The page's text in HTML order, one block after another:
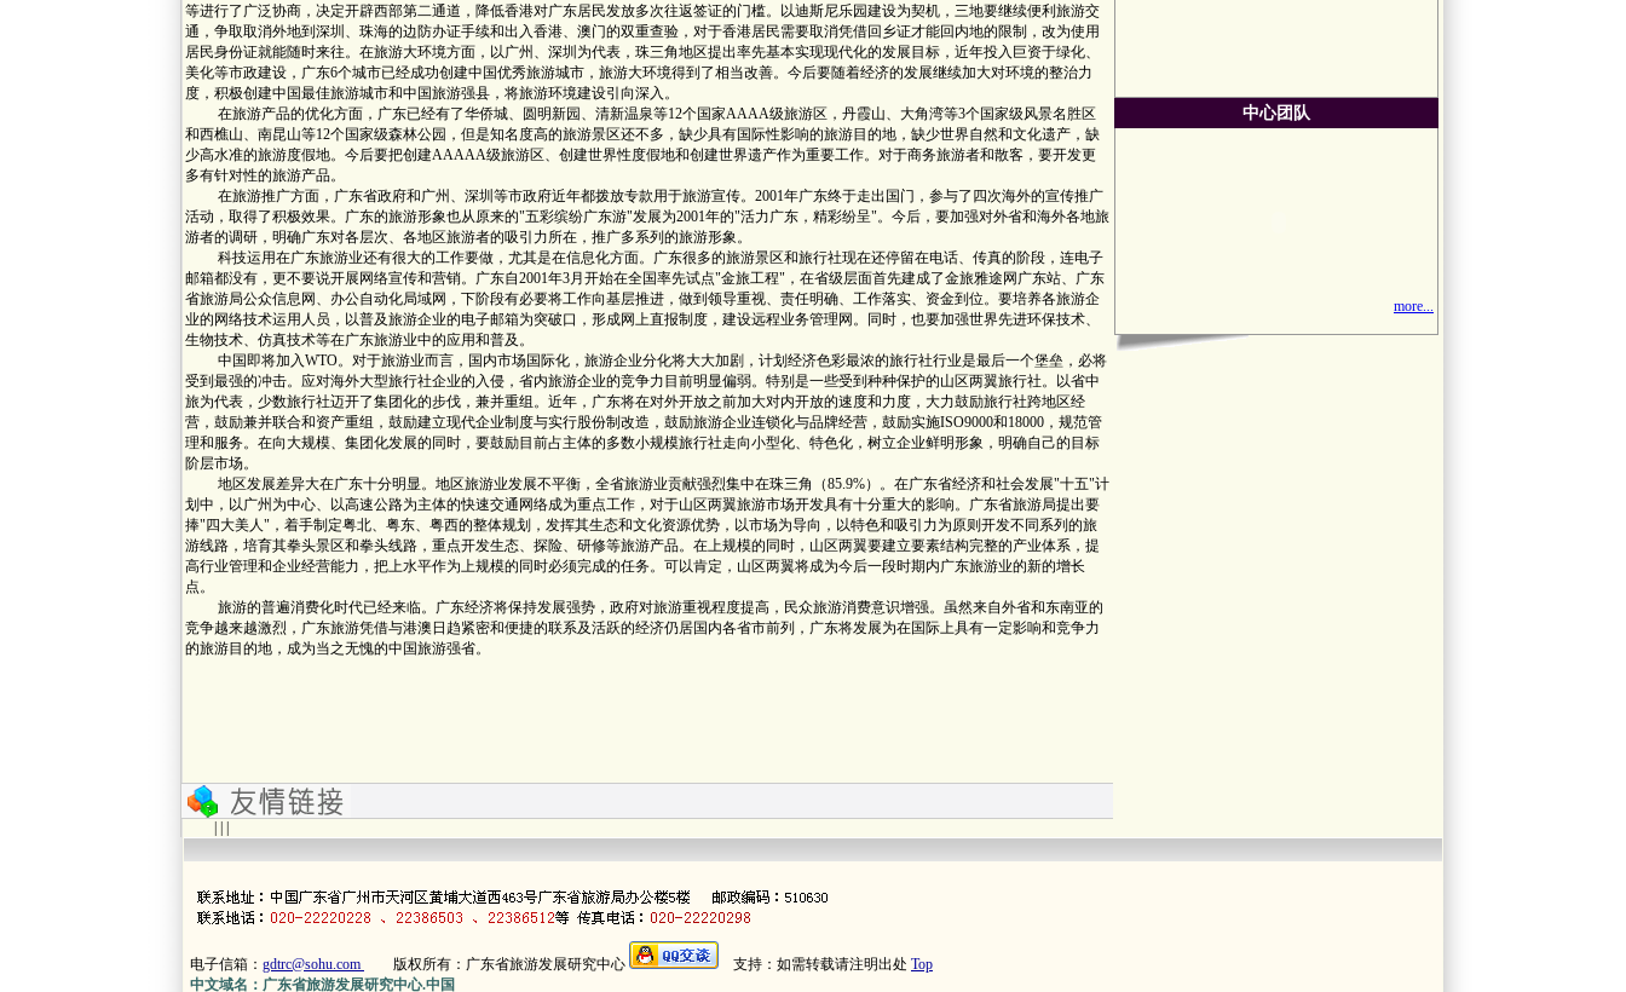
等进行了广泛协商，决定开辟西部第二通道，降低香港对广东居民发放多次往返签证的门槛。以迪斯尼乐园建设为契机，三地要继续便利旅游交
通，争取取消外地到深圳、珠海的边防办证手续和出入香港、澳门的双重查验，对于香港居民需要取消凭借回乡证才能回内地的限制，改为使用
居民身份证就能随时来往。在旅游大环境方面，以广州、深圳为代表，珠三角地区提出率先基本实现现代化的发展目标，近年投入巨资于绿化、
美化等市政建设，广东6个城市已经成功创建中国优秀旅游城市，旅游大环境得到了相当改善。今后要随着经济的发展继续加大对环境的整治力
度，积极创建中国最佳旅游城市和中国旅游强县，将旅游环境建设引向深入。
在旅游产品的优化方面，广东已经有了华侨城、圆明新园、清新温泉等12个国家AAAA级旅游区，丹霞山、大角湾等3个国家级风景名胜区
和西樵山、南昆山等12个国家级森林公园，但是知名度高的旅游景区还不多，缺少具有国际性影响的旅游目的地，缺少世界自然和文化遗产，缺
少高水准的旅游度假地。今后要把创建AAAAA级旅游区、创建世界性度假地和创建世界遗产作为重要工作。对于商务旅游者和散客，要开发更
多有针对性的旅游产品。
在旅游推广方面，广东省政府和广州、深圳等市政府近年都拨放专款用于旅游宣传。2001年广东终于走出国门，参与了四次海外的宣传推广
活动，取得了积极效果。广东的旅游形象也从原来的"五彩缤纷广东游"发展为2001年的"活力广东，精彩纷呈"。今后，要加强对外省和海外各地旅
游者的调研，明确广东对各层次、各地区旅游者的吸引力所在，推广多系列的旅游形象。
科技运用在广东旅游业还有很大的工作要做，尤其是在信息化方面。广东很多的旅游景区和旅行社现在还停留在电话、传真的阶段，连电子
邮箱都没有，更不要说开展网络宣传和营销。广东自2001年3月开始在全国率先试点"金旅工程"，在省级层面首先建成了金旅雅途网广东站、广东
省旅游局公众信息网、办公自动化局域网，下阶段有必要将工作向基层推进，做到领导重视、责任明确、工作落实、资金到位。要培养各旅游企
业的网络技术运用人员，以普及旅游企业的电子邮箱为突破口，形成网上直报制度，建设远程业务管理网。同时，也要加强世界先进环保技术、
生物技术、仿真技术等在广东旅游业中的应用和普及。
中国即将加入WTO。对于旅游业而言，国内市场国际化，旅游企业分化将大大加剧，计划经济色彩最浓的旅行社行业是最后一个堡垒，必将
受到最强的冲击。应对海外大型旅行社企业的入侵，省内旅游企业的竞争力目前明显偏弱。特别是一些受到种种保护的山区两翼旅行社。以省中
旅为代表，少数旅行社迈开了集团化的步伐，兼并重组。近年，广东将在对外开放之前加大对内开放的速度和力度，大力鼓励旅行社跨地区经
营，鼓励兼并联合和资产重组，鼓励建立现代企业制度与实行股份制改造，鼓励旅游企业连锁化与品牌经营，鼓励实施ISO9000和18000，规范管
理和服务。在向大规模、集团化发展的同时，要鼓励目前占主体的多数小规模旅行社走向小型化、特色化，树立企业鲜明形象，明确自己的目标
阶层市场。
地区发展差异大在广东十分明显。地区旅游业发展不平衡，全省旅游业贡献强烈集中在珠三角（85.9%）。在广东省经济和社会发展"十五"计
划中，以广州为中心、以高速公路为主体的快速交通网络成为重点工作，对于山区两翼旅游市场开发具有十分重大的影响。广东省旅游局提出要
捧"四大美人"，着手制定粤北、粤东、粤西的整体规划，发挥其生态和文化资源优势，以市场为导向，以特色和吸引力为原则开发不同系列的旅
游线路，培育其拳头景区和拳头线路，重点开发生态、探险、研修等旅游产品。在上规模的同时，山区两翼要建立要素结构完整的产业体系，提
高行业管理和企业经营能力，把上水平作为上规模的同时必须完成的任务。可以肯定，山区两翼将成为今后一段时期内广东旅游业的新的增长
点。
旅游的普遍消费化时代已经来临。广东经济将保持发展强势，政府对旅游重视程度提高，民众旅游消费意识增强。虽然来自外省和东南亚的
竞争越来越激烈，广东旅游凭借与港澳日趋紧密和便捷的联系及活跃的经济仍居国内各省市前列，广东将发展为在国际上具有一定影响和竞争力
的旅游目的地，成为当之无愧的中国旅游强省。
中心团队
more...
电子信箱： gdtrc@sohu.com 版权所有：广东省旅游发展研究中心 支持：如需转载请注明出处 Top
中文域名：广东省旅游发展研究中心.中国